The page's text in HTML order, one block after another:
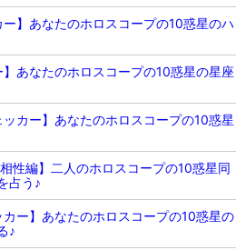
ー】あなたのホロスコープの10惑星のハ
】あなたのホロスコープの10惑星の星座
ッカー】あなたのホロスコープの10惑星
性編】二人のホロスコープの10惑星同
占う♪
カー】あなたのホロスコープの10惑星の
♪